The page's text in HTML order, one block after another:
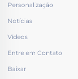
Personalização
Notícias
Vídeos
Entre em Contato
Baixar